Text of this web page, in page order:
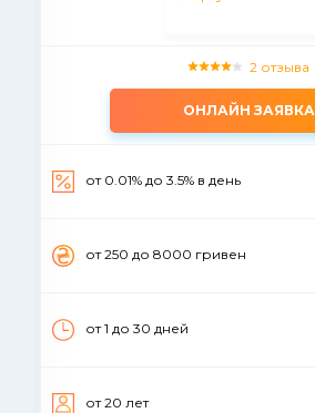
2 отзыва
ОНЛАЙН ЗАЯВКА
от 0.01% до 3.5% в день
от 250 до 8000 гривен
от 1 до 30 дней
от 20 лет